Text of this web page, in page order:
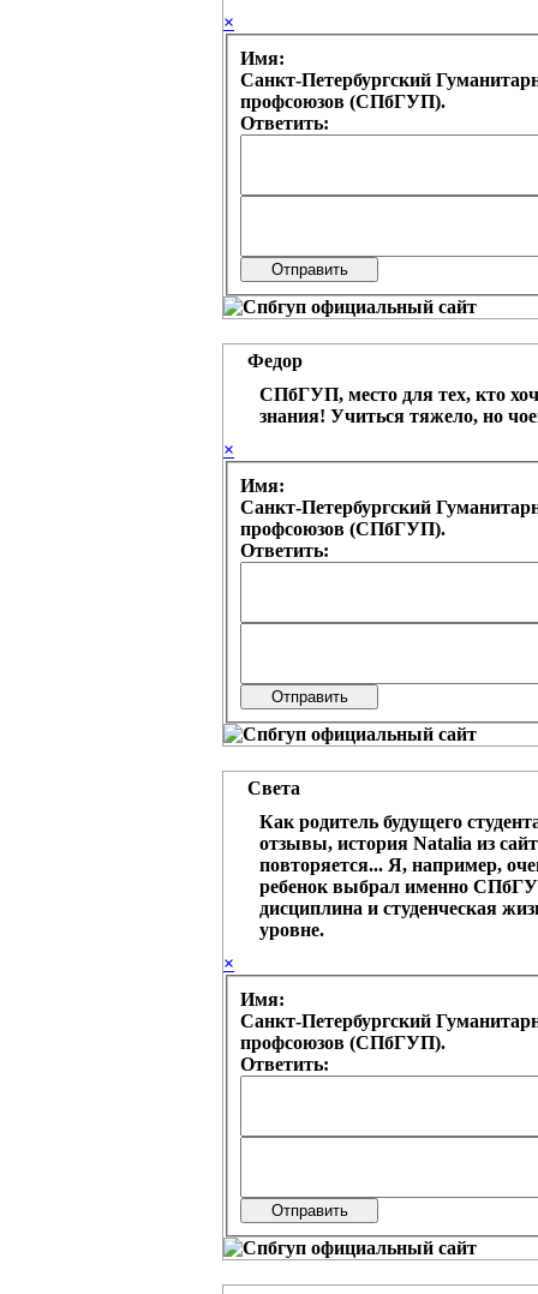
×
Имя:
Санкт-Петербургский
профсоюзов (СПбГУП).
Ответить:
Федор
СПбГУП, место для тех, кто
знания! Учиться тяжело, но
×
Имя:
Санкт-Петербургский
профсоюзов (СПбГУП).
Ответить:
Света
Как родитель будущего
отзывы, история Natalia из
повторяется... Я, например,
ребенок выбрал именно
дисциплина и студенческая
уровне.
×
Имя:
Санкт-Петербургский
профсоюзов (СПбГУП).
Ответить: